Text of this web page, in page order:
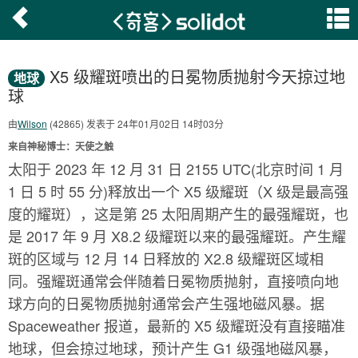
地球 X5 级耀斑喷出的日冕物质抛射今天掠过地
球
由Wilson (42865) 发表于 24年01月02日 14时03分
来自神秘博士：天使之触
太阳于 2023 年 12 月 31 日 2155 UTC(北京时间 1 月
1 日 5 时 55 分)释放出一个 X5 级耀斑（X 级是最高强
度的耀斑），这是第 25 太阳周期产生的最强耀斑，也
是 2017 年 9 月 X8.2 级耀斑以来的最强耀斑。产生耀
斑的区域与 12 月 14 日释放的 X2.8 级耀斑区域相
同。强耀斑通常会伴随着日冕物质抛射，直接喷向地
球方向的日冕物质抛射通常会产生强地磁风暴。据
Spaceweather 报道，最新的 X5 级耀斑没有直接瞄准
地球，但会掠过地球，预计产生 G1 级强地磁风暴，